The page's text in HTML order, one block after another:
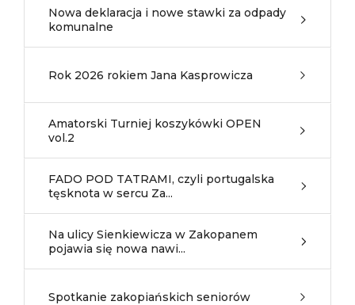
Nowa deklaracja i nowe stawki za odpady
komunalne
Rok 2026 rokiem Jana Kasprowicza
Amatorski Turniej koszykówki OPEN
vol.2
FADO POD TATRAMI, czyli portugalska
tęsknota w sercu Za...
Na ulicy Sienkiewicza w Zakopanem
pojawia się nowa nawi...
Spotkanie zakopiańskich seniorów